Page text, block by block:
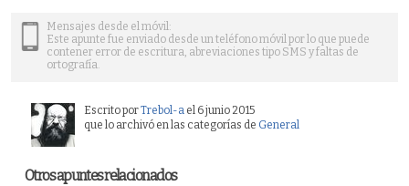
Mensajes desde el móvil:
Este apunte fue enviado desde un teléfono móvil por lo que puede
contener error de escritura, abreviaciones tipo SMS y faltas de
ortografía.
Escrito porTrebol-a el 6 junio 2015
que lo archivó en las categorías de General
Otros apuntes relacionados